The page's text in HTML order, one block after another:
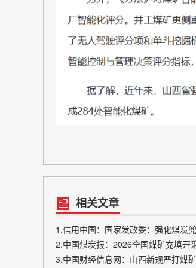
相关文章
1.信用中国：国家发改委：强化煤炭
2.中国煤炭报：2026全国煤矿充填开
3.中国财经信息网：山西新规严打煤